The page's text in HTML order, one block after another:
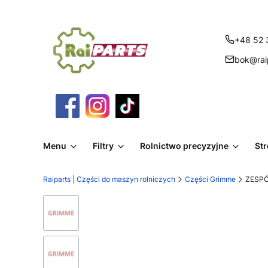
+48 52
Menu Filtry Rolnictwo precyzyjne
Raiparts | Części do maszyn rolniczych Części Grimme